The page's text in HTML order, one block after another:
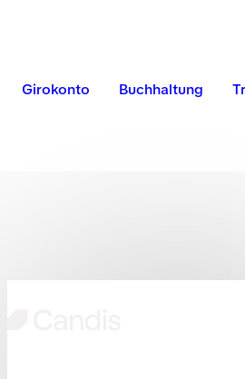
Girokonto Buchhaltung